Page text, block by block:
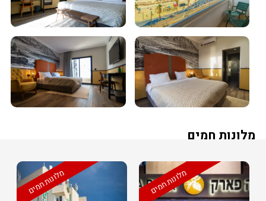
מלונות חמים
מלונות חמים מלונות חמים